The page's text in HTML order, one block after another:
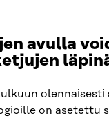
avulla
olennaisesti
on asetettu